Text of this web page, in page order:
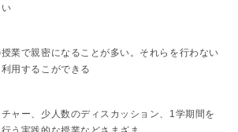
業で親密になることが多い。それらを行わない
用するこができる
ャー、少人数のディスカッション、1学期間を